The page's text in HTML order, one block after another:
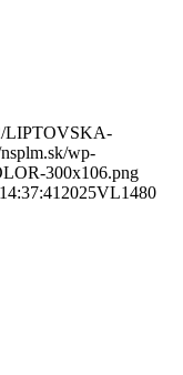
LIPTOVSKA-
wp-
300x106.png
2025VL1480